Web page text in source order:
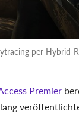
per Hybrid-
Premier